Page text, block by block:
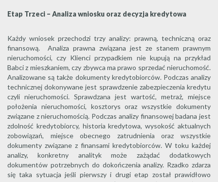
Etap Trzeci – Analiza wniosku oraz decyzja kredytowa
Każdy wniosek przechodzi trzy analizy: prawną, techniczną oraz
finansową. Analiza prawna związana jest ze stanem prawnym
nieruchomości, czy Klienci przypadkiem nie kupują na przykład
Babci z mieszkaniem, czy zbywca ma prawo sprzedać nieruchomość.
Analizowane są także dokumenty kredytobiorców. Podczas analizy
technicznej dokonywane jest sprawdzenie zabezpieczenia kredytu
czyli nieruchomości. Sprawdzana jest wartość, metraż, miejsce
położenia nieruchomości, kosztorys oraz wszystkie dokumenty
związane z nieruchomością. Podczas analizy finansowej badana jest
zdolność kredytobiorcy, historia kredytowa, wysokość aktualnych
zobowiązań, miejsce obecnego zatrudnienia oraz wszystkie
dokumenty związane z finansami kredytobiorców. W toku każdej
analizy, konkretny analityk może zażądać dodatkowych
dokumentów potrzebnych do dokończenia analizy. Rzadko zdarza
się taka sytuacja jeśli pierwszy i drugi etap został prawidłowo